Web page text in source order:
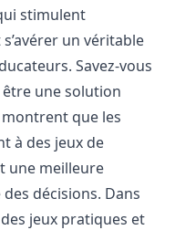
stimulent
un véritable
Savez-vous
une solution
montrent que les
à des jeux de
une meilleure
décisions. Dans
jeux pratiques et